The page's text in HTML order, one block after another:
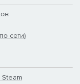
сети)